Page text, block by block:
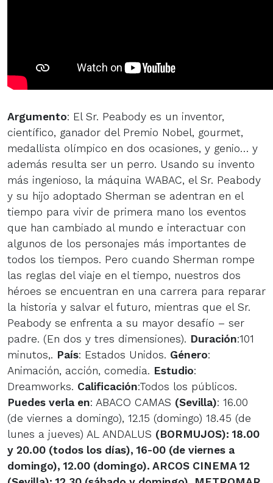
Argumento: El Sr. Peabody es un inventor,
científico, ganador del Premio Nobel, gourmet,
medallista olímpico en dos ocasiones, y genio… y
además resulta ser un perro. Usando su invento
más ingenioso, la máquina WABAC, el Sr. Peabody
y su hijo adoptado Sherman se adentran en el
tiempo para vivir de primera mano los eventos
que han cambiado al mundo e interactuar con
algunos de los personajes más importantes de
todos los tiempos. Pero cuando Sherman rompe
las reglas del viaje en el tiempo, nuestros dos
héroes se encuentran en una carrera para reparar
la historia y salvar el futuro, mientras que el Sr.
Peabody se enfrenta a su mayor desafío – ser
padre. (En dos y tres dimensiones). Duración:101
minutos,. País: Estados Unidos. Género:
Animación, acción, comedia. Estudio:
Dreamworks. Calificación:Todos los públicos.
Puedes verla en: ABACO CAMAS (Sevilla): 16.00
(de viernes a domingo), 12.15 (domingo) 18.45 (de
lunes a jueves) AL ANDALUS (BORMUJOS): 18.00
y 20.00 (todos los días), 16-00 (de viernes a
domingo), 12.00 (domingo). ARCOS CINEMA 12